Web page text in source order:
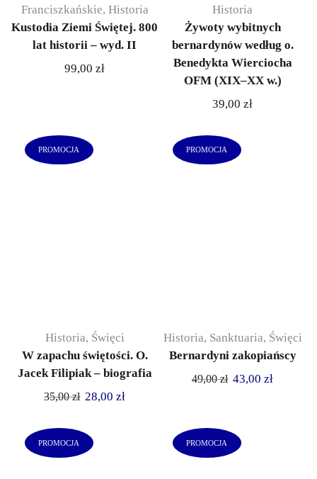
Franciszkańskie, Historia
Kustodia Ziemi Świętej. 800
lat historii – wyd. II
99,00 zł
Historia
Żywoty wybitnych
bernardynów według o.
Benedykta Wierciocha
OFM (XIX–XX w.)
39,00 zł
PROMOCJA
Historia, Święci
W zapachu świętości. O.
Jacek Filipiak – biografia
35,00zł 28,00 zł
PROMOCJA
Historia, Sanktuaria, Święci
Bernardyni zakopiańscy
49,00zł 43,00 zł
PROMOCJA PROMOCJA